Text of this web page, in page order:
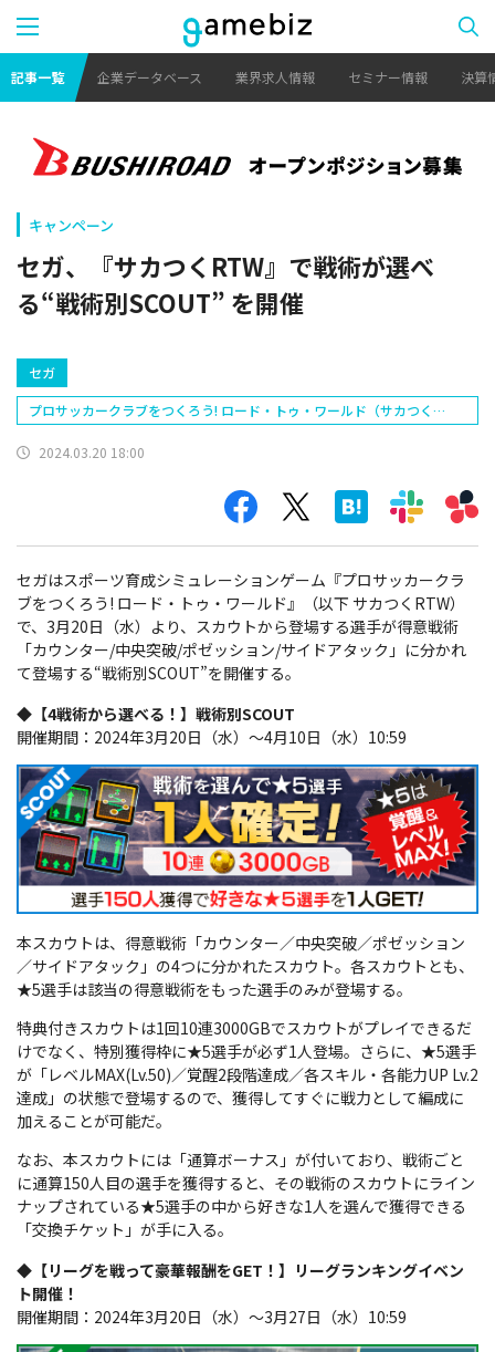
記事一覧 企業データベース 業界求人情報 セミナー情報 決算
キャンペーン
セガ、『サカつくRTW』で戦術が選べ
る“戦術別SCOUT” を開催
セガ
プロサッカークラブをつくろう! ロード・トゥ・ワールド（サカつく
2024.03.20 18:00
セガはスポーツ育成シミュレーションゲーム『プロサッカークラ
ブをつくろう! ロード・トゥ・ワールド』（以下 サカつくRTW）
で、3月20日（水）より、スカウトから登場する選手が得意戦術
「カウンター/中央突破/ポゼッション/サイドアタック」に分かれ
て登場する“戦術別SCOUT”を開催する。
◆【4戦術から選べる！】戦術別SCOUT
開催期間：2024年3月20日（水）～4月10日（水）10:59
本スカウトは、得意戦術「カウンター／中央突破／ポゼッション
／サイドアタック」の4つに分かれたスカウト。各スカウトとも、
★5選手は該当の得意戦術をもった選手のみが登場する。
特典付きスカウトは1回10連3000GBでスカウトがプレイできるだ
けでなく、特別獲得枠に★5選手が必ず1人登場。さらに、★5選手
が「レベルMAX(Lv.50)／覚醒2段階達成／各スキル・各能力UP Lv.2
達成」の状態で登場するので、獲得してすぐに戦力として編成に
加えることが可能だ。
なお、本スカウトには「通算ボーナス」が付いており、戦術ごと
に通算150人目の選手を獲得すると、その戦術のスカウトにライン
ナップされている★5選手の中から好きな1人を選んで獲得できる
「交換チケット」が手に入る。
◆【リーグを戦って豪華報酬をGET！】リーグランキングイベン
ト開催！
開催期間：2024年3月20日（水）～3月27日（水）10:59